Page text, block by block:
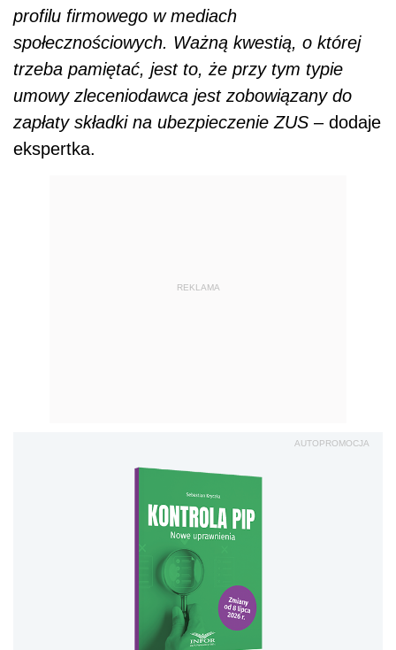
profilu firmowego w mediach
społecznościowych. Ważną kwestią, o której
trzeba pamiętać, jest to, że przy tym typie
umowy zleceniodawca jest zobowiązany do
zapłaty składki na ubezpieczenie ZUS – dodaje
ekspertka.
REKLAMA
AUTOPROMOCJA